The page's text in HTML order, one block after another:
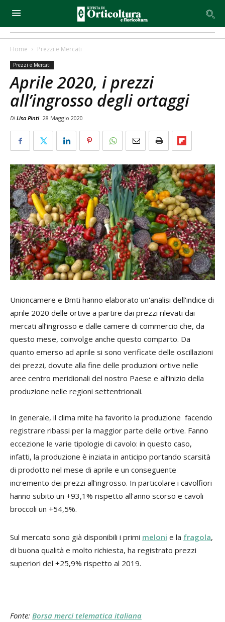
Home Prezzi e Mercati
Prezzi e Mercati
Aprile 2020, i prezzi
all’ingrosso degli ortaggi
Di Lisa Pinti 28 Maggio 2020
Unioncamere e Bmti hanno elaborato un'analisi dell'indice di
aprile 2020 delle ortive a partire dai prezzi rilevati dai
mercati all’ingrosso e dalle camere di commercio che, da
questo mese, coinvolge anche questo comparto. Da
quanto emerso ad aprile si sono verificate delle oscillazioni
dei prezzi, dovute alla fine delle produzioni ortive nelle
aree centro meridionali del nostro Paese e all’inizio della
produzione nelle regioni settentrionali.
In generale, il clima mite ha favorito la produzione facendo
registrare ribassi per la maggior parte delle ortive. Fanno
eccezione le varie tipologie di cavolo: in questo caso,
infatti, la produzione è inziata in anticipo portando scarsità
di prodotto nel mese di aprile e un conseguente
incremento dei prezzi all’ingrosso. In particolare i cavolfiori
hanno subito un +93,1% rispetto all'anno scorso e cavoli
broccoli un +54,5%.
Sul mercato sono già disponibili i primi meloni e la fragola,
di buona qualità e molto richiesta, ha registrato prezzi
superiori del +25,9% rispetto al 2019.
Fonte: Borsa merci telematica italiana